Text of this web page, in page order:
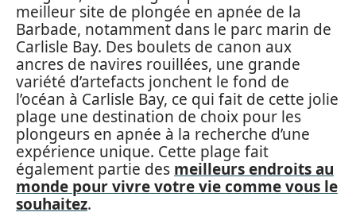
meilleur site de plongée en apnée de la
Barbade, notamment dans le parc marin de
Carlisle Bay. Des boulets de canon aux
ancres de navires rouillées, une grande
variété d’artefacts jonchent le fond de
l’océan à Carlisle Bay, ce qui fait de cette jolie
plage une destination de choix pour les
plongeurs en apnée à la recherche d’une
expérience unique. Cette plage fait
également partie des meilleurs endroits au
monde pour vivre votre vie comme vous le
souhaitez.